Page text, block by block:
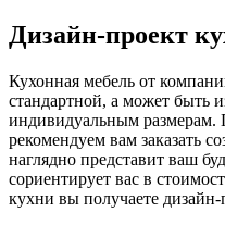
Дизайн-проект
Кухонная мебель от
стандартной, а может быть
индивидуальным размерам.
рекомендуем вам заказать
наглядно представит ваш
сориентирует вас в
кухни вы получаете дизайн-